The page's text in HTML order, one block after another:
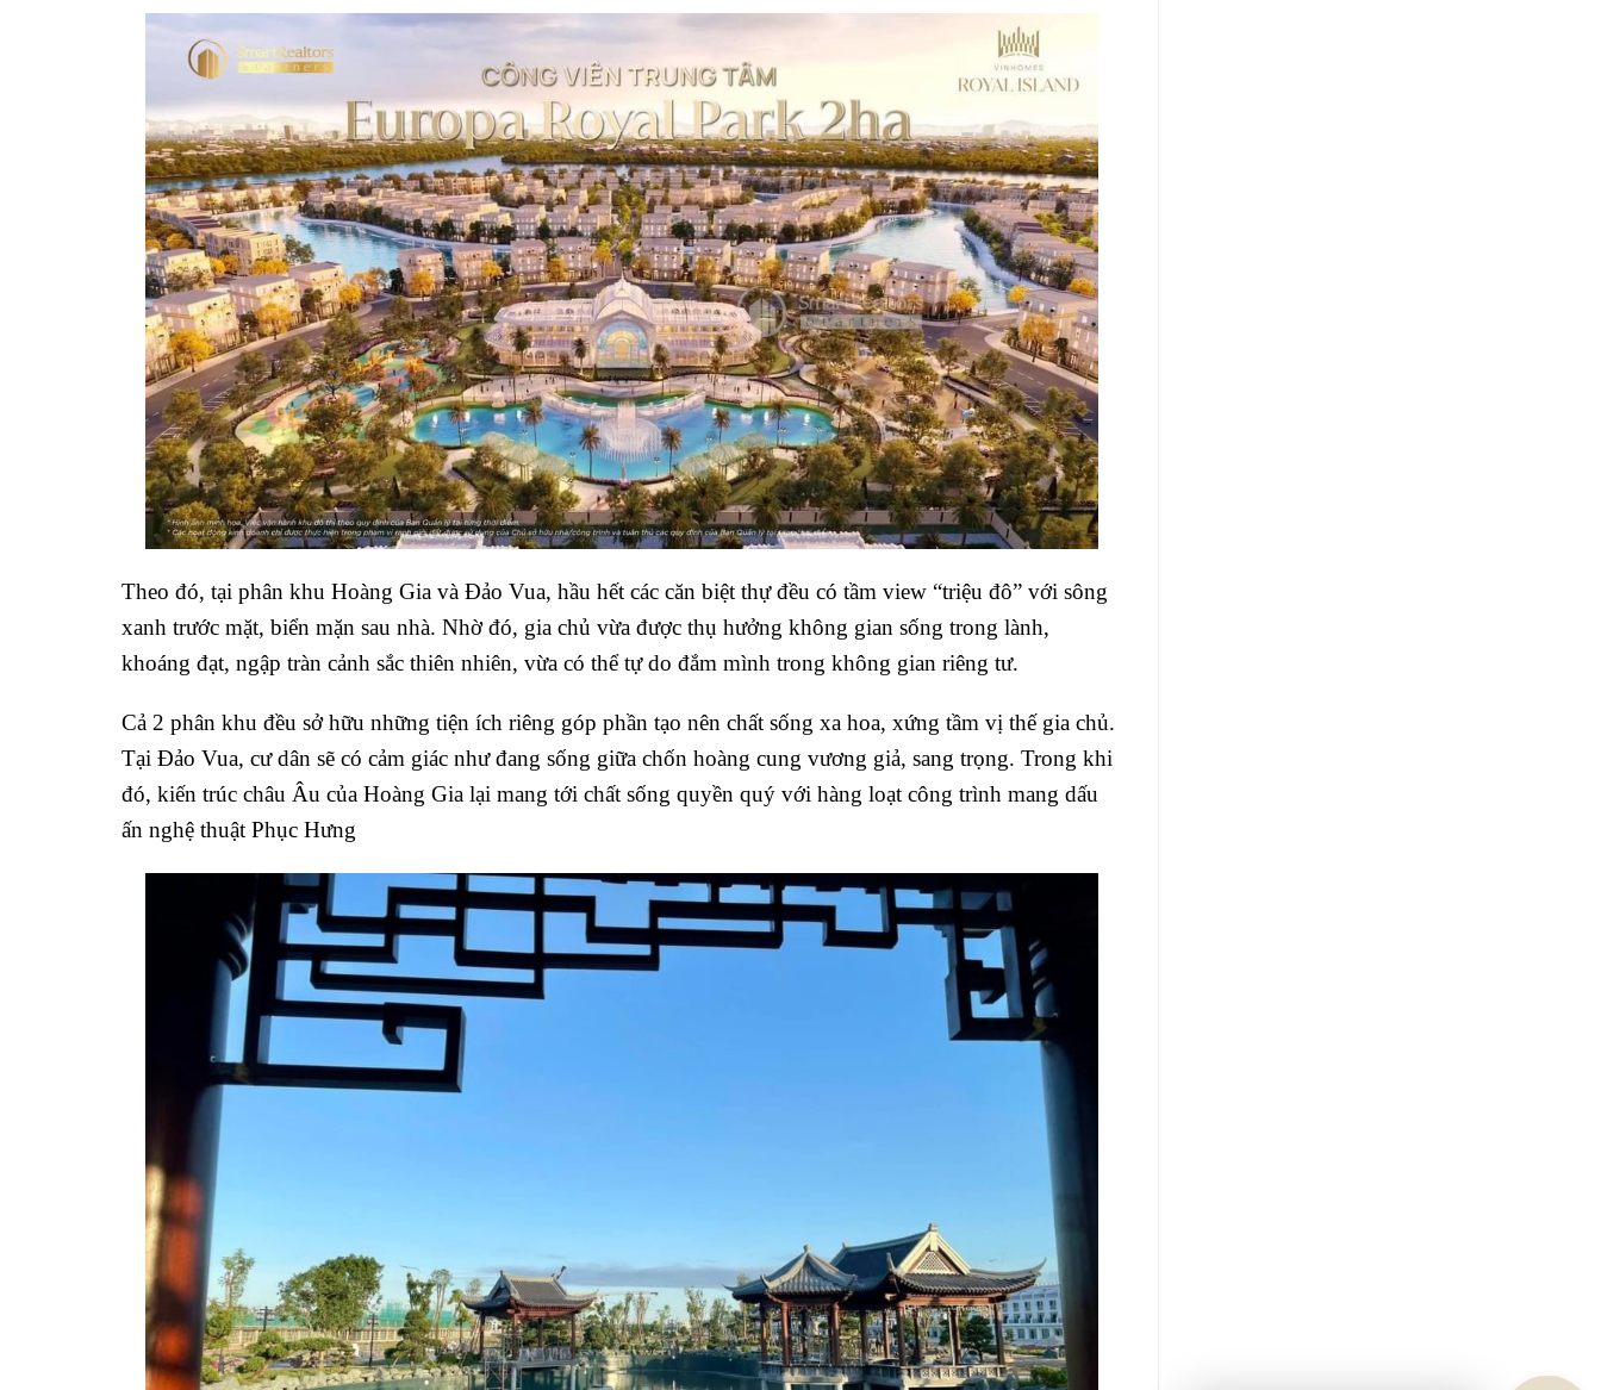
Theo đó, tại phân khu Hoàng Gia và Đảo Vua, hầu hết các căn biệt thự đều có tầm view “triệu đô” với sông
xanh trước mặt, biển mặn sau nhà. Nhờ đó, gia chủ vừa được thụ hưởng không gian sống trong lành,
khoáng đạt, ngập tràn cảnh sắc thiên nhiên, vừa có thể tự do đắm mình trong không gian riêng tư.
Cả 2 phân khu đều sở hữu những tiện ích riêng góp phần tạo nên chất sống xa hoa, xứng tầm vị thế gia chủ.
Tại Đảo Vua, cư dân sẽ có cảm giác như đang sống giữa chốn hoàng cung vương giả, sang trọng. Trong khi
đó, kiến trúc châu Âu của Hoàng Gia lại mang tới chất sống quyền quý với hàng loạt công trình mang dấu
ấn nghệ thuật Phục Hưng